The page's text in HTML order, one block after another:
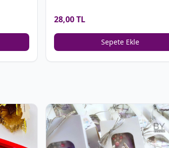
28,00 TL
Sepete Ekle